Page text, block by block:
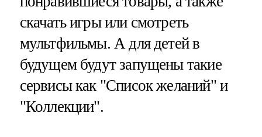
скачать игры или смотреть
мультфильмы. А для детей в
будущем будут запущены такие
сервисы как "Список желаний" и
"Коллекции".